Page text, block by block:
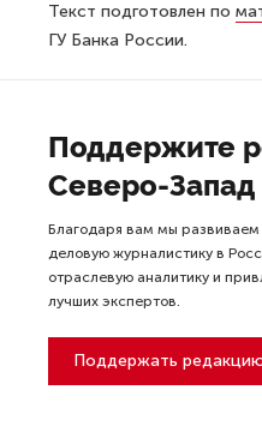
Текст подготовлен по
ГУ Банка России.
Поддержите
Северо-Запад
Благодаря вам мы
деловую журналистику в
отраслевую аналитику и
лучших экспертов.
Поддержать